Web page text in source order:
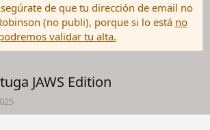
de que tu dirección de email no
(no publi), porque si lo está no
validar tu alta.
JAWS Edition